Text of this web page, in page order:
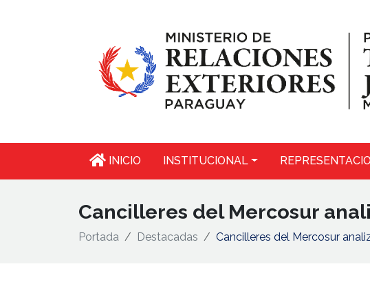
INICIO INSTITUCIONAL
Cancilleres del Mercosur
Portada Destacadas Cancilleres del Mercosur